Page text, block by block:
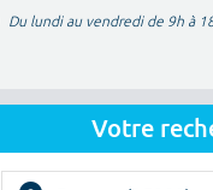
Du lundi au vendredi de 9h à
Votre